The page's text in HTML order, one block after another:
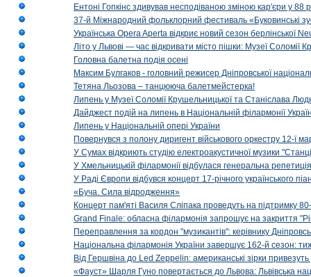
Ентоні Гопкінс здивував несподіваною зміною кар'єри у 88
37-й Міжнародний фольклорний фестиваль «Буковинські
Українська Opera Aperta відкриє новий сезон берлінської
Літо у Львові — час відкривати місто пішки: Музеї Соломії
Головна балетна подія осені
Максим Булгаков - головний режисер Дніпровської
Тетяна Льозова – танцююча балетмейстерка!
Липень у Музеї Соломії Крушельницької та Станіслава
Дайджест подій на липень в Національній філармонії
Липень у Національній опері України
Повернувся з полону диригент військового оркестру 12-ї
У Сумах відкриють студію електроакустичної музики
У Хмельницькій філармонії відбулася генеральна
У Раді Європи відбувся концерт 17-річного українського
«Буча. Сила відродження»
Концерт пам'яті Василя Сліпака проведуть на підтримку
Grand Finale: обласна філармонія запрошує на закриття
Переправлення за кордон "музикантів": керівнику
Національна філармонія України завершує 162-й сезон:
Від Гершвіна до Led Zeppelin: американські зірки
«Фауст» Шарля Гуно повертається до Львова: Львівська